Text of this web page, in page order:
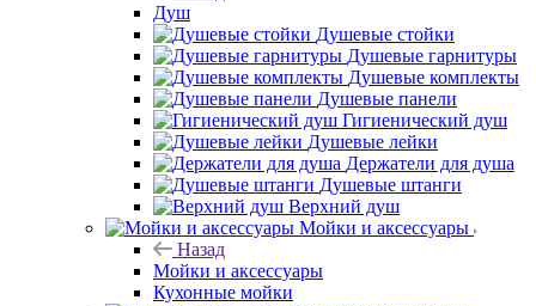
Душ
Душевые стойки
Душевые гарнитуры
Душевые комплекты
Душевые панели
Гигиенический душ
Душевые лейки
Держатели для душа
Душевые штанги
Верхний душ
Мойки и аксессуары
Назад
Мойки и аксессуары
Кухонные мойки